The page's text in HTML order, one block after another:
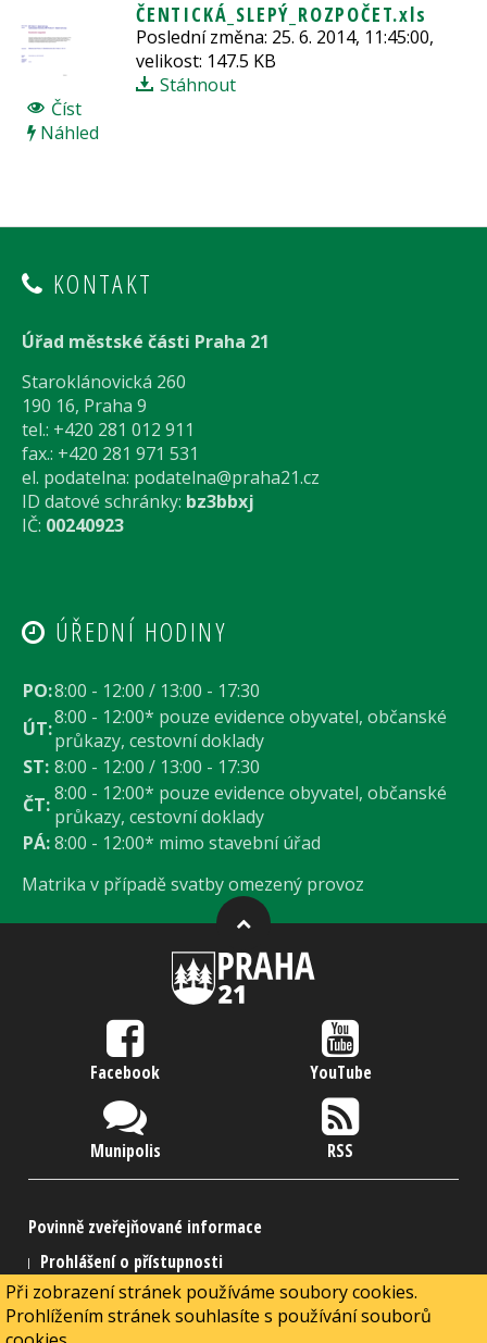
ČENTICKÁ_SLEPÝ_ROZPOČET.xls
Poslední změna: 25. 6. 2014, 11:45:00,
velikost: 147.5 KB
Stáhnout
Číst
Náhled
KONTAKT
Úřad městské části Praha 21
Staroklánovická 260
190 16, Praha 9
tel.: +420 281 012 911
fax.: +420 281 971 531
el. podatelna: podatelna@praha21.cz
ID datové schránky: bz3bbxj
IČ: 00240923
ÚŘEDNÍ HODINY
PO:8:00 - 12:00 / 13:00 - 17:30
ÚT:8:00 - 12:00* pouze evidence obyvatel, občanské
průkazy, cestovní doklady
ST: 8:00 - 12:00 / 13:00 - 17:30
ČT:8:00 - 12:00* pouze evidence obyvatel, občanské
průkazy, cestovní doklady
PÁ:8:00 - 12:00* mimo stavební úřad
Matrika v případě svatby omezený provoz
Facebook YouTube
Munipolis RSS
Povinně zveřejňované informace
Prohlášení o přístupnosti
Ochrana osobních údajů dle GDPR
Mapa stránek
Přihlášení / Můj účet
Portál zastupitelů
Při zobrazení stránek používáme soubory cookies.
Prohlížením stránek souhlasíte s používání souborů